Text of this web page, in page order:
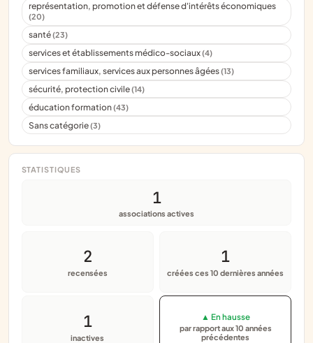
représentation, promotion et défense d'intérêts économiques
(20)
santé(23)
services et établissements médico-sociaux(4)
services familiaux, services aux personnes âgées(13)
sécurité, protection civile(14)
éducation formation(43)
Sans catégorie(3)
STATISTIQUES
1
associations actives
2
recensées
1
créées ces 10 dernières années
1
inactives
▲ En hausse
par rapport aux 10 années
précédentes